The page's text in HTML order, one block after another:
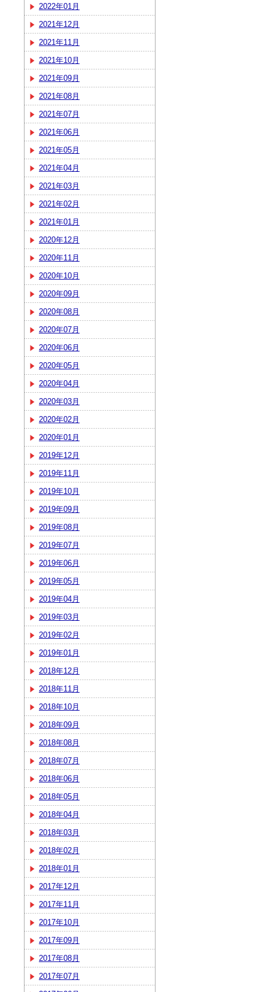
2022年01月
2021年12月
2021年11月
2021年10月
2021年09月
2021年08月
2021年07月
2021年06月
2021年05月
2021年04月
2021年03月
2021年02月
2021年01月
2020年12月
2020年11月
2020年10月
2020年09月
2020年08月
2020年07月
2020年06月
2020年05月
2020年04月
2020年03月
2020年02月
2020年01月
2019年12月
2019年11月
2019年10月
2019年09月
2019年08月
2019年07月
2019年06月
2019年05月
2019年04月
2019年03月
2019年02月
2019年01月
2018年12月
2018年11月
2018年10月
2018年09月
2018年08月
2018年07月
2018年06月
2018年05月
2018年04月
2018年03月
2018年02月
2018年01月
2017年12月
2017年11月
2017年10月
2017年09月
2017年08月
2017年07月